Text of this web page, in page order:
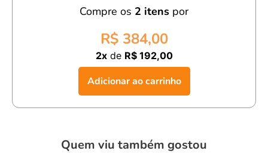
Versatilidade:Perfeita para diversas ocasiões,
adicionando charme ao visual
blusa infantil unissex plissada chumbo manga longa,
confortável
Compre os 2 itens por
R$ 384,00
2xde R$ 192,00
Adicionar ao carrinho
Quem viu também gostou